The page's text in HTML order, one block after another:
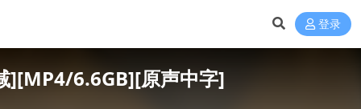
登录
][MP4/6.6GB][原声中字]